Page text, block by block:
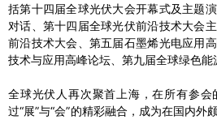
括第十四届全球光伏大会开幕式及主题
对话、第十四届全球光伏前沿技术大会
前沿技术大会、第五届石墨烯光电应用
技术与应用高峰论坛、第九届全球绿色能
全球光伏人再次聚首上海，在所有参会
过“展”与“会”的精彩融合，成为在国内外